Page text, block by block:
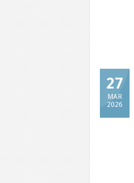
27
MAR
2026